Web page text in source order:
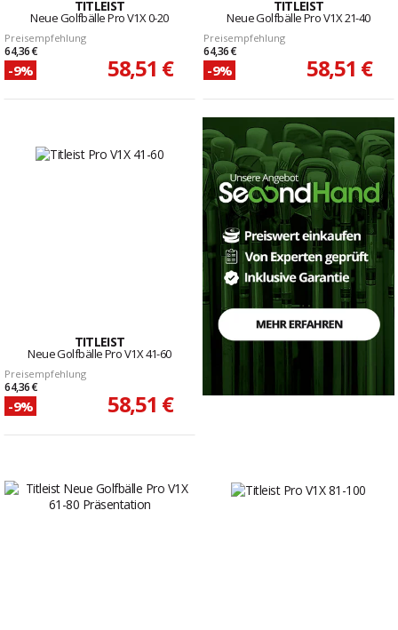
TITLEIST
Neue Golfbälle Pro V1X 0-20
Preisempfehlung
64,36 €
-9% 58,51 €
TITLEIST
Neue Golfbälle Pro V1X 21-40
Preisempfehlung
64,36 €
-9% 58,51 €
TITLEIST
Neue Golfbälle Pro V1X 41-60
Preisempfehlung
64,36 €
-9% 58,51 €